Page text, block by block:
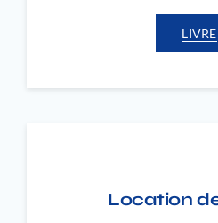
LIVRE
Location